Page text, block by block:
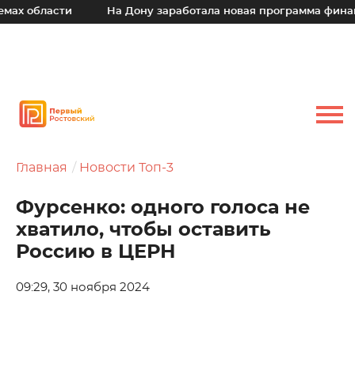
области На Дону заработала новая программа
Главная Новости Топ-3
Фурсенко: одного голоса не
хватило, чтобы оставить
Россию в ЦЕРН
09:29, 30 ноября 2024